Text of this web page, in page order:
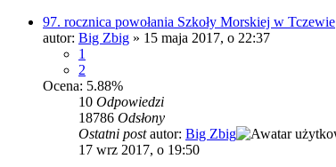
97. rocznica powołania Szkoły Morskiej w Tczewie
autor: Big Zbig » 15 maja 2017, o 22:37
1
2
Ocena: 5.88%
10 Odpowiedzi
18786 Odsłony
Ostatni postautor: Big Zbig
17 wrz 2017, o 19:50